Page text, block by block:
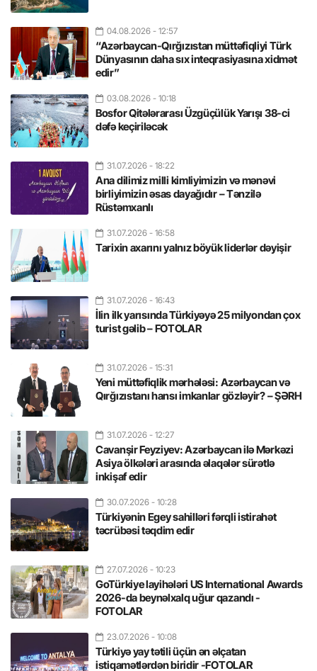
04.08.2026 - 12:57
“Azərbaycan-Qırğızıstan müttəfiqliyi Türk
Dünyasının daha sıx inteqrasiyasına xidmət
edir”
03.08.2026 - 10:18
Bosfor Qitələrarası Üzgüçülük Yarışı 38-ci
dəfə keçiriləcək
31.07.2026 - 18:22
Ana dilimiz milli kimliyimizin və mənəvi
birliyimizin əsas dayağıdır – Tənzilə
Rüstəmxanlı
31.07.2026 - 16:58
Tarixin axarını yalnız böyük liderlər dəyişir
31.07.2026 - 16:43
İlin ilk yarısında Türkiyəyə 25 milyondan çox
turist gəlib – FOTOLAR
31.07.2026 - 15:31
Yeni müttəfiqlik mərhələsi: Azərbaycan və
Qırğızıstanı hansı imkanlar gözləyir? – ŞƏRH
31.07.2026 - 12:27
Cavanşir Feyziyev: Azərbaycan ilə Mərkəzi
Asiya ölkələri arasında əlaqələr sürətlə
inkişaf edir
30.07.2026 - 10:28
Türkiyənin Egey sahilləri fərqli istirahət
təcrübəsi təqdim edir
27.07.2026 - 10:23
GoTürkiye layihələri US International Awards
2026-da beynəlxalq uğur qazandı -
FOTOLAR
23.07.2026 - 10:08
Türkiyə yay tətili üçün ən əlçatan
istiqamətlərdən biridir -FOTOLAR